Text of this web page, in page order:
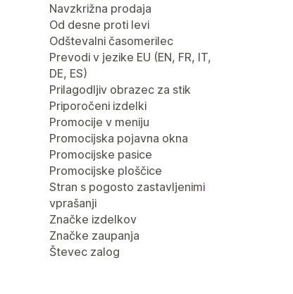
Navzkrižna prodaja
Od desne proti levi
Odštevalni časomerilec
Prevodi v jezike EU (EN, FR, IT,
DE, ES)
Prilagodljiv obrazec za stik
Priporočeni izdelki
Promocije v meniju
Promocijska pojavna okna
Promocijske pasice
Promocijske ploščice
Stran s pogosto zastavljenimi
vprašanji
Značke izdelkov
Značke zaupanja
Števec zalog